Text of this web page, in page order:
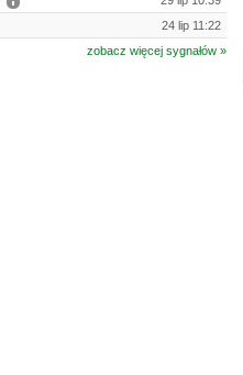
24 lip 11:22
zobacz więcej sygnałów »